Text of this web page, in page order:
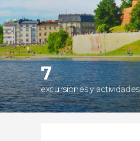
7
excursiones y actividades